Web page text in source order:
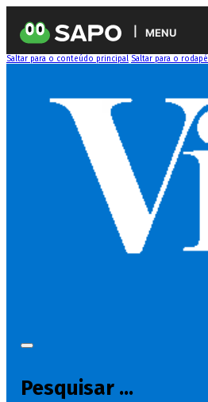
MENU
Saltar para o conteúdo principal Saltar para o rodapé
Pesquisar ...